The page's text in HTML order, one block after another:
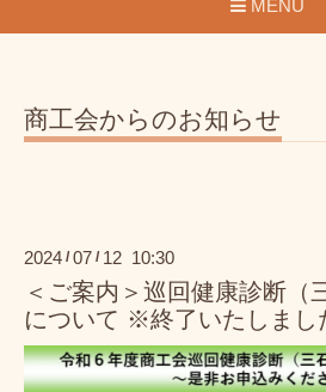
MENU
商工会からのお知らせ
2024 / 07 / 12 10:30
＜ご案内＞巡回健康診断（
について ※終了いたしまし